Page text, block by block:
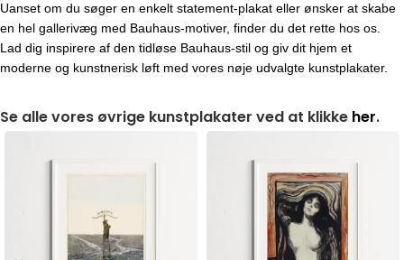
Uanset om du søger en enkelt statement-plakat eller ønsker at skabe
en hel gallerivæg med Bauhaus-motiver, finder du det rette hos os.
Lad dig inspirere af den tidløse Bauhaus-stil og giv dit hjem et
moderne og kunstnerisk løft med vores nøje udvalgte kunstplakater.
Se alle vores øvrige kunstplakater ved at klikke her.